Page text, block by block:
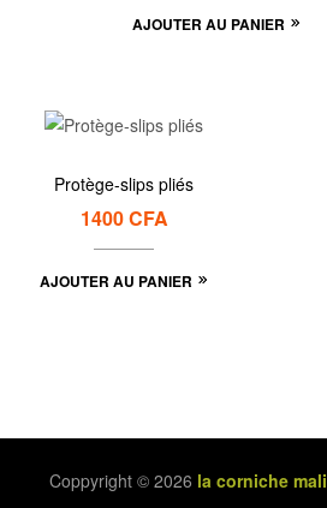
AJOUTER AU PANIER
Protège-slips pliés
1400CFA
AJOUTER AU PANIER
Coppyright © 2026 la corniche mali